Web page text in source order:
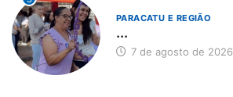
PARACATU E REGIÃO
...
7 de agosto de 2026